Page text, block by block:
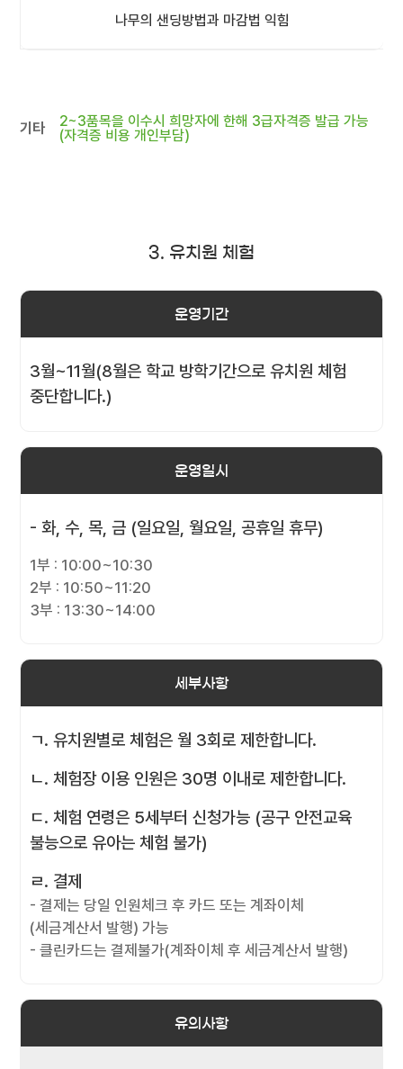
나무의 샌딩방법과 마감법 익힘
기타
2~3품목을 이수시 희망자에 한해 3급자격증 발급 가능
(자격증 비용 개인부담)
3. 유치원 체험
운영기간
3월~11월(8월은 학교 방학기간으로 유치원 체험
중단합니다.)
운영일시
- 화, 수, 목, 금 (일요일, 월요일, 공휴일 휴무)
1부 : 10:00~10:30
2부 : 10:50~11:20
3부 : 13:30~14:00
세부사항
ㄱ. 유치원별로 체험은 월 3회로 제한합니다.
ㄴ. 체험장 이용 인원은 30명 이내로 제한합니다.
ㄷ. 체험 연령은 5세부터 신청가능 (공구 안전교육
불능으로 유아는 체험 불가)
ㄹ. 결제
- 결제는 당일 인원체크 후 카드 또는 계좌이체
(세금계산서 발행) 가능
- 클린카드는 결제불가(계좌이체 후 세금계산서 발행)
유의사항